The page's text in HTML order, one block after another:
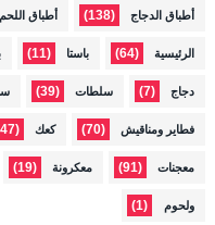
أطباق الدجاج (138) أطباق اللحم
الرئيسية (64) باستا (11)
دجاج (7) سلطات (39)
فطاير ومناقيش (70) كعك (47)
معجنات (91) معكرونة (19)
ولحوم (1)